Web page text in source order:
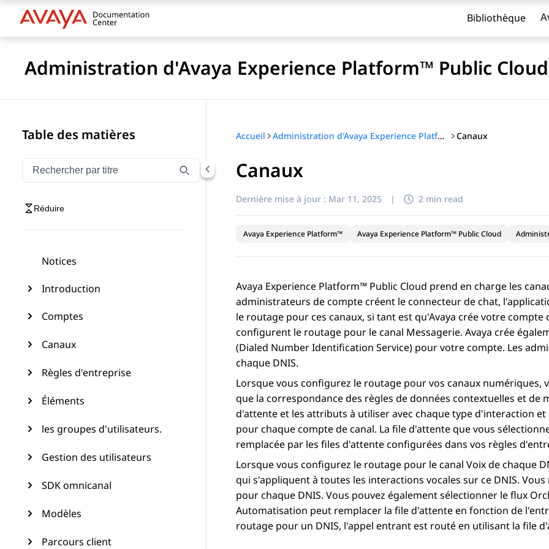
Bibliothèque
Administration d'Avaya Experience Platform™ Public Cloud
Table des matières
Filtrer la navigation par titre
Saisissez pour filtrer les éléments de navigation par titre
Réduire
Notices
Introduction
Comptes
Canaux
Règles d'entreprise
Éléments
les groupes d'utilisateurs.
Gestion des utilisateurs
SDK omnicanal
Modèles
Parcours client
Accueil Administration d'Avaya Experience Platform™ Public Cloud Canaux
Canaux
Dernière mise à jour : Mar 11, 2025 | 2 min read
Avaya Experience Platform™ Avaya Experience Platform™ Public Cloud
Avaya Experience Platform™ Public Cloud prend en charge les
administrateurs de compte créent le connecteur de chat,
le routage pour ces canaux, si tant est qu'Avaya crée votre
configurent le routage pour le canal Messagerie. Avaya crée
(Dialed Number Identification Service) pour votre compte. Les
chaque DNIS.
Lorsque vous configurez le routage pour vos canaux numériques,
que la correspondance des règles de données contextuelles et de
d'attente et les attributs à utiliser avec chaque type d'interaction
pour chaque compte de canal. La file d'attente que vous
remplacée par les files d'attente configurées dans vos règles
Lorsque vous configurez le routage pour le canal Voix de chaque
qui s'appliquent à toutes les interactions vocales sur ce DNIS.
pour chaque DNIS. Vous pouvez également sélectionner le flux
Automatisation peut remplacer la file d'attente en fonction de
routage pour un DNIS, l'appel entrant est routé en utilisant la file